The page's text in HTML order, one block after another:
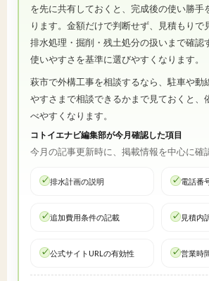
を先に共有しておくと、完成後の使い勝手
ります。金額だけで判断せず、見積もりで
排水処理・掘削・残土処分の扱いまで確認
使いやすさを基準に選びやすくなります。
萩市で外構工事を相談するなら、駐車や動
やすさまで相談できるかまで見ておくと、
べやすくなります。
コトイエナビ編集部が今月確認した項目
今月の記事更新時に、掲載情報を中心に確
排水計画の説明 電話番
追加費用条件の記載 見積内
公式サイトURLの有効性 営業時